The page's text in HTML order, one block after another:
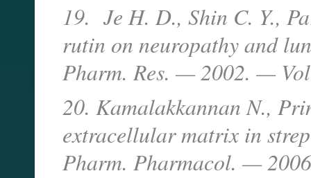
19. Je H. D., Shin C. Y.,
rutin on neuropathy and
Pharm. Res. — 2002. —
20. Kamalakkannan N.,
extracellular matrix in
Pharm. Pharmacol. —